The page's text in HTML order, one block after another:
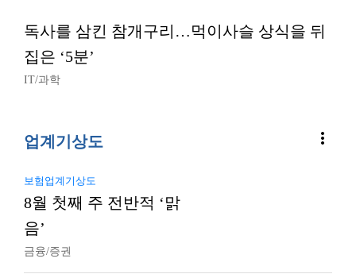
독사를 삼킨 참개구리…먹이사슬 상식을 뒤
집은 ‘5분’
IT/과학
업계기상도 more_vert
보험업계기상도
8월 첫째 주 전반적 ‘맑
음’
금융/증권